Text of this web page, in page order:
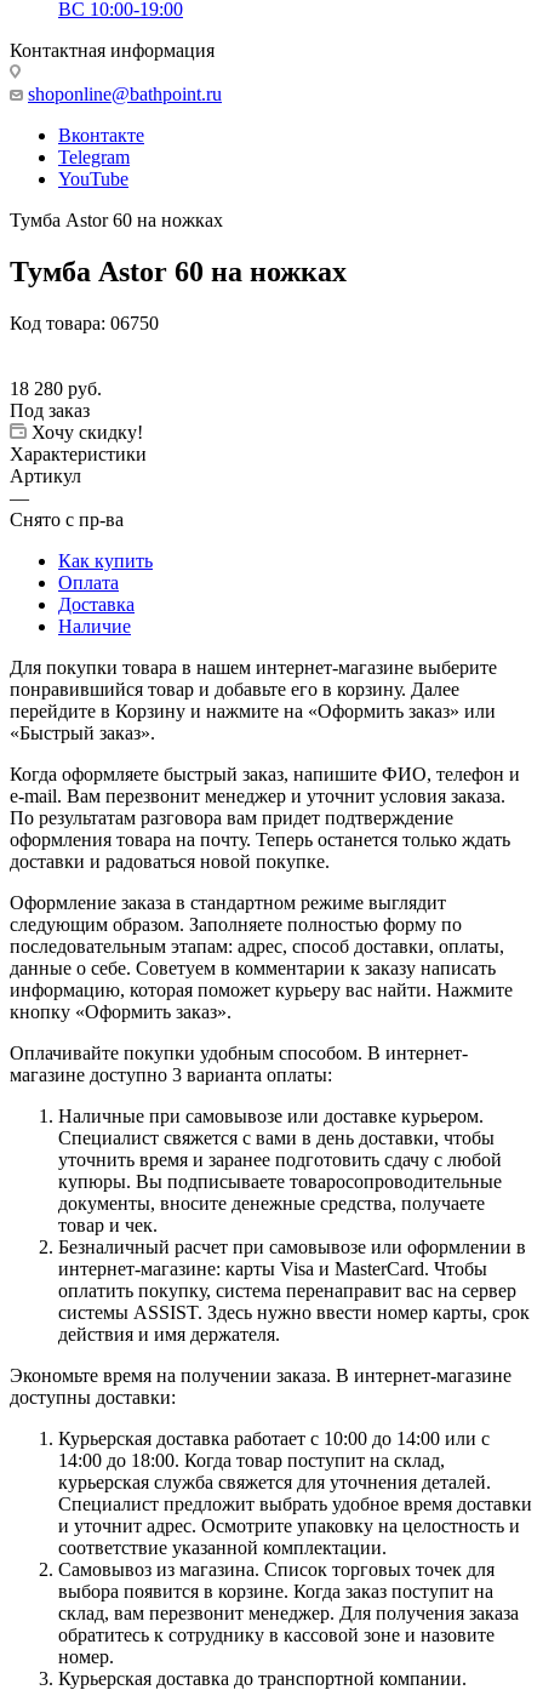
ВС 10:00-19:00
Контактная информация
shoponline@bathpoint.ru
Вконтакте
Telegram
YouTube
Тумба Astor 60 на ножках
Тумба Astor 60 на ножках
Код товара: 06750
18 280 руб.
Под заказ
Хочу скидку!
Характеристики
Артикул
—
Снято с пр-ва
Как купить
Оплата
Доставка
Наличие
Для покупки товара в нашем интернет-магазине выберите
понравившийся товар и добавьте его в корзину. Далее
перейдите в Корзину и нажмите на «Оформить заказ» или
«Быстрый заказ».
Когда оформляете быстрый заказ, напишите ФИО, телефон и
e-mail. Вам перезвонит менеджер и уточнит условия заказа.
По результатам разговора вам придет подтверждение
оформления товара на почту. Теперь останется только ждать
доставки и радоваться новой покупке.
Оформление заказа в стандартном режиме выглядит
следующим образом. Заполняете полностью форму по
последовательным этапам: адрес, способ доставки, оплаты,
данные о себе. Советуем в комментарии к заказу написать
информацию, которая поможет курьеру вас найти. Нажмите
кнопку «Оформить заказ».
Оплачивайте покупки удобным способом. В интернет-
магазине доступно 3 варианта оплаты:
Наличные при самовывозе или доставке курьером.
Специалист свяжется с вами в день доставки, чтобы
уточнить время и заранее подготовить сдачу с любой
купюры. Вы подписываете товаросопроводительные
документы, вносите денежные средства, получаете
товар и чек.
Безналичный расчет при самовывозе или оформлении в
интернет-магазине: карты Visa и MasterCard. Чтобы
оплатить покупку, система перенаправит вас на сервер
системы ASSIST. Здесь нужно ввести номер карты, срок
действия и имя держателя.
Экономьте время на получении заказа. В интернет-магазине
доступны доставки:
Курьерская доставка работает с 10:00 до 14:00 или с
14:00 до 18:00. Когда товар поступит на склад,
курьерская служба свяжется для уточнения деталей.
Специалист предложит выбрать удобное время доставки
и уточнит адрес. Осмотрите упаковку на целостность и
соответствие указанной комплектации.
Самовывоз из магазина. Список торговых точек для
выбора появится в корзине. Когда заказ поступит на
склад, вам перезвонит менеджер. Для получения заказа
обратитесь к сотруднику в кассовой зоне и назовите
номер.
Курьерская доставка до транспортной компании.